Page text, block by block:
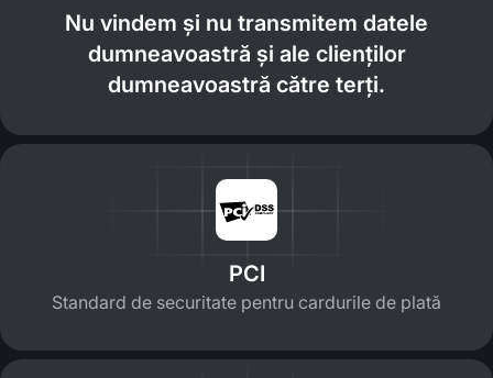
Nu vindem și nu transmitem datele
dumneavoastră și ale clienților
dumneavoastră către terți.
PCI
Standard de securitate pentru cardurile de plată